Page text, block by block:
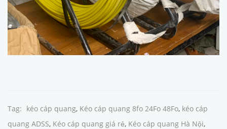
Tag: kéo cáp quang, Kéo cáp quang 8fo 24Fo 48Fo, kéo cáp
quang ADSS, Kéo cáp quang giá rẻ, Kéo cáp quang Hà Nội,